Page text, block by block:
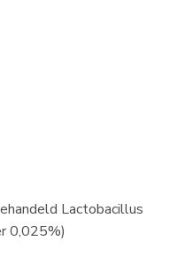
Lactobacillus
0,025%)